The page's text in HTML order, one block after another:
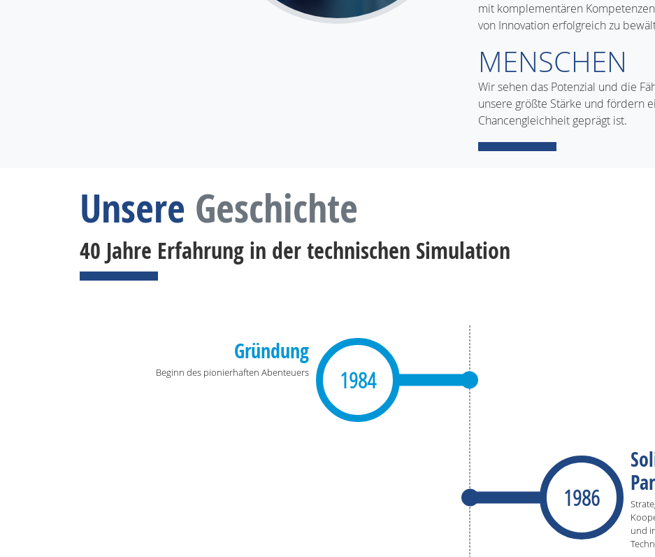
mit komplementären
von Innovation erfolgreich zu
MENSCHEN
Wir sehen das Potenzial und die
unsere größte Stärke und fördern
Chancengleichheit geprägt ist.
Unsere Geschichte
40 Jahre Erfahrung in der technischen Simulation
1984
Gründung
Beginn des pionierhaften Abenteuers
1986
und